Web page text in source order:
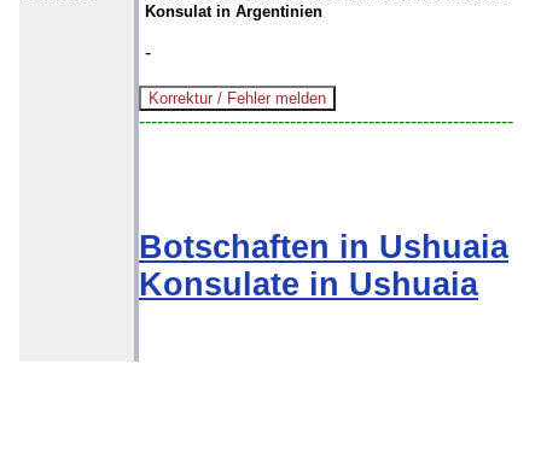
Konsulat in Argentinien
-
--------------------------------------------------------------
Botschaften in Ushuaia
Konsulate in Ushuaia